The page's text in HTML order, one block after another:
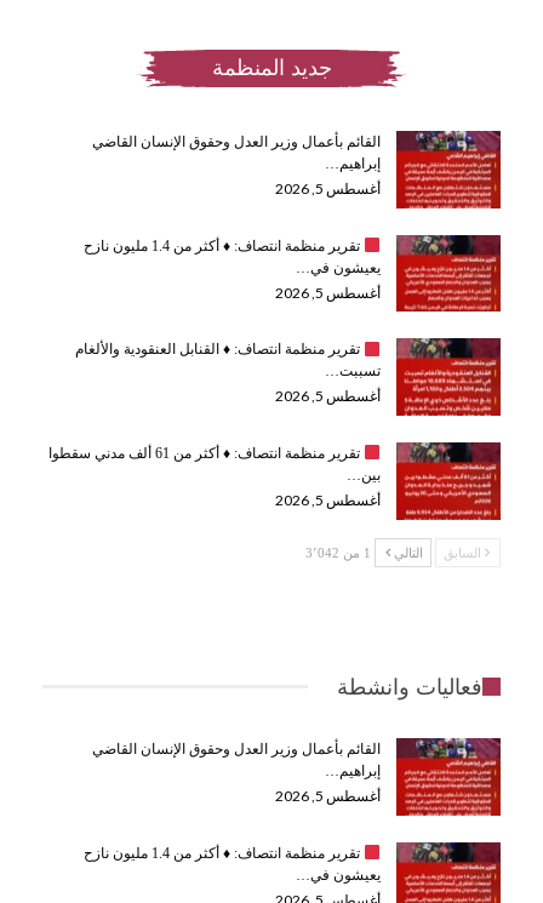
جديد المنظمة
القائم بأعمال وزير العدل وحقوق الإنسان القاضي
إبراهيم…
أغسطس 5, 2026
تقرير منظمة انتصاف: ♦️
أكثر من 1.4 مليون نازح
يعيشون في…
أغسطس 5, 2026
تقرير منظمة انتصاف: ♦️القنابل العنقودية والألغام
تسببت…
أغسطس 5, 2026
تقرير منظمة انتصاف: ♦️
أكثر من 61 ألف مدني سقطوا
بين…
أغسطس 5, 2026
السابق التالي 1 من 3٬042
فعاليات وانشطة
القائم بأعمال وزير العدل وحقوق الإنسان القاضي
إبراهيم…
أغسطس 5, 2026
تقرير منظمة انتصاف: ♦️
أكثر من 1.4 مليون نازح
يعيشون في…